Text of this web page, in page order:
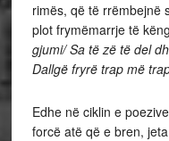
rimës, që të rrëmbejnë
plot frymëmarrje të
gjumi/ Sa të zë të del
Dallgë fryrë trap më
Edhe në ciklin e
forcë atë që e bren,